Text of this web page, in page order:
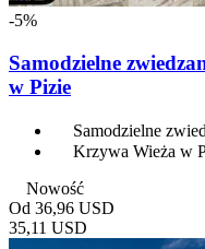
-5%
Samodzielne
w Pizie
Samodzielne
Krzywa Wieża w
Nowość
Od 36,96 USD
35,11 USD